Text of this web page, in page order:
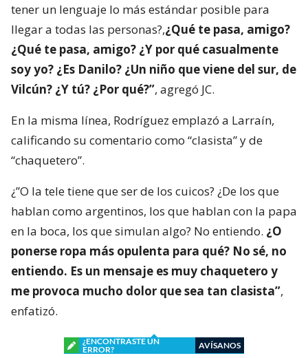
tener un lenguaje lo más estándar posible para
llegar a todas las personas?,¿Qué te pasa, amigo?
¿Qué te pasa, amigo? ¿Y por qué casualmente
soy yo? ¿Es Danilo? ¿Un niño que viene del sur, de
Vilcún? ¿Y tú? ¿Por qué?”, agregó JC.
En la misma línea, Rodríguez emplazó a Larraín,
calificando su comentario como “clasista” y de
“chaquetero”.
¿”O la tele tiene que ser de los cuicos? ¿De los que
hablan como argentinos, los que hablan con la papa
en la boca, los que simulan algo? No entiendo. ¿O
ponerse ropa más opulenta para qué? No sé, no
entiendo. Es un mensaje es muy chaquetero y
me provoca mucho dolor que sea tan clasista”,
enfatizó.
¿ENCONTRASTE UN
ERROR?
AVÍSANOS